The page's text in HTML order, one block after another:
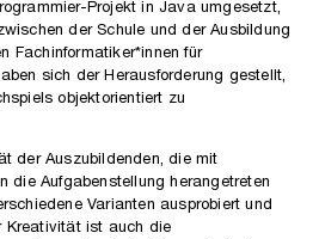
Projekt in Java umgesetzt,
der Schule und der Ausbildung
Fachinformatiker*innen für
sich der Herausforderung gestellt,
objektorientiert zu
der Auszubildenden, die mit
die Aufgabenstellung herangetreten
Varianten ausprobiert und
Kreativität ist auch die